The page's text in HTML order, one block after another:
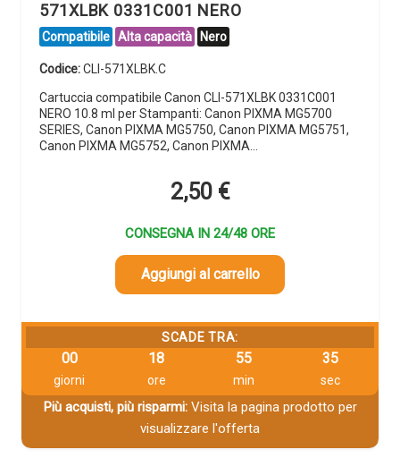
571XLBK 0331C001 NERO
Compatibile Alta capacità Nero
Codice:CLI-571XLBK.C
Cartuccia compatibile Canon CLI-571XLBK 0331C001
NERO 10.8 ml per Stampanti: Canon PIXMA MG5700
SERIES, Canon PIXMA MG5750, Canon PIXMA MG5751,
Canon PIXMA MG5752, Canon PIXMA…
2,50 €
CONSEGNA IN 24/48 ORE
Aggiungi al carrello
SCADE TRA:
00
giorni
18
ore
55
min
34
sec
Più acquisti, più risparmi:Visita la pagina prodotto per
visualizzare l'offerta